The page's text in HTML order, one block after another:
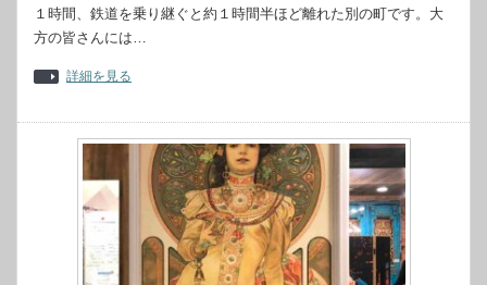
１時間、鉄道を乗り継ぐと約１時間半ほど離れた別の町です。大
方の皆さんには…
詳細を見る